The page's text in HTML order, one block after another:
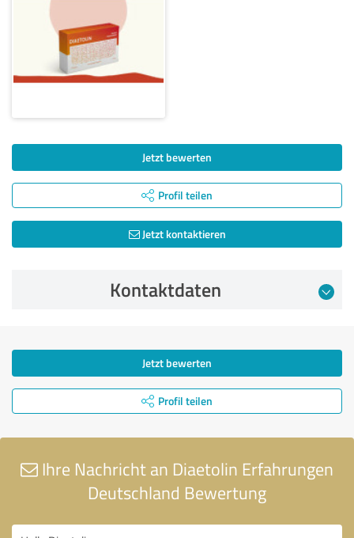
Jetzt bewerten
Profil teilen
Jetzt kontaktieren
Kontaktdaten
Jetzt bewerten
Profil teilen
Ihre Nachricht an Diaetolin Erfahrungen
Deutschland Bewertung